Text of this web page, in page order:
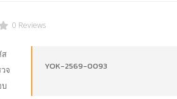
0 Reviews
ส
จ
บ
YOK-2569-0093